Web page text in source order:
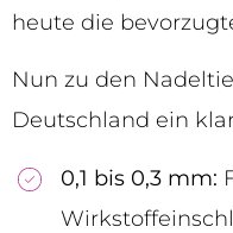
heute die
Nun zu den
Deutschland ein
0,1 bis 0,3 mm: